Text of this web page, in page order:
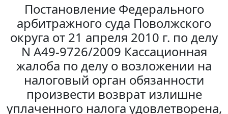
Постановление Федерального
арбитражного суда Поволжского
округа от 21 апреля 2010 г. по делу
N А49-9726/2009 Кассационная
жалоба по делу о возложении на
налоговый орган обязанности
произвести возврат излишне
уплаченного налога удовлетворена,